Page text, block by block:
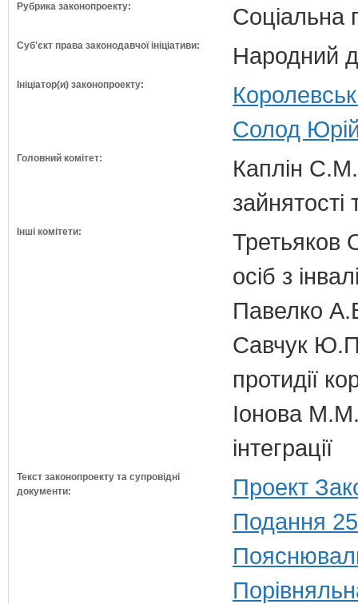
Рубрика законопроекту: Соціальна
Суб'єкт права законодавчої ініціативи: Народний
Ініціатор(и) законопроекту:
Солод
Головний комітет:
Каплін С.М.
зайнятості
Інші комітети:
Третьяков
осіб з
Павелко
Савчук Ю.П.
протидії
Іонова М.М.
інтеграції
Текст законопроекту та супровідні
документи:
Проект
Подання